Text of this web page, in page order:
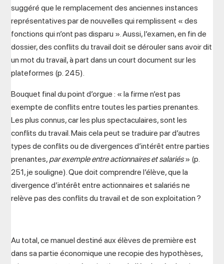
suggéré que le remplacement des anciennes instances
représentatives par de nouvelles qui remplissent « des
fonctions qui n’ont pas disparu ». Aussi, l’examen, en fin de
dossier, des conflits du travail doit se dérouler sans avoir dit
un mot du travail, à part dans un court document sur les
plateformes (p. 245).
Bouquet final du point d’orgue : « la firme n’est pas
exempte de conflits entre toutes les parties prenantes.
Les plus connus, car les plus spectaculaires, sont les
conflits du travail. Mais cela peut se traduire par d’autres
types de conflits ou de divergences d’intérêt entre parties
prenantes, par exemple entre actionnaires et salariés» (p.
251, je souligne). Que doit comprendre l’élève, que la
divergence d’intérêt entre actionnaires et salariés ne
relève pas des conflits du travail et de son exploitation ?
Au total, ce manuel destiné aux élèves de première est
dans sa partie économique une recopie des hypothèses,